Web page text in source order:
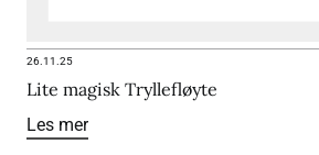
26.11.25
Lite magisk Tryllefløyte
Les mer